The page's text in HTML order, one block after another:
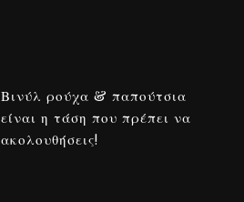
Βινύλ ρούχα & παπούτσια
είναι η τάση που πρέπει να
ακολουθήσεις!